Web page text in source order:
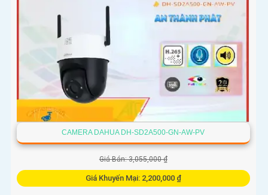
CAMERA DAHUA DH-SD2A500-GN-AW-PV
Giá Bán: 3,055,000 ₫
Giá Khuyến Mại: 2,200,000 ₫